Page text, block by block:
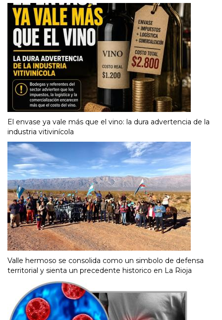
El envase ya vale más que el vino: la dura advertencia de la
industria vitivinícola
Valle hermoso se consolida como un simbolo de defensa
territorial y sienta un precedente historico en La Rioja